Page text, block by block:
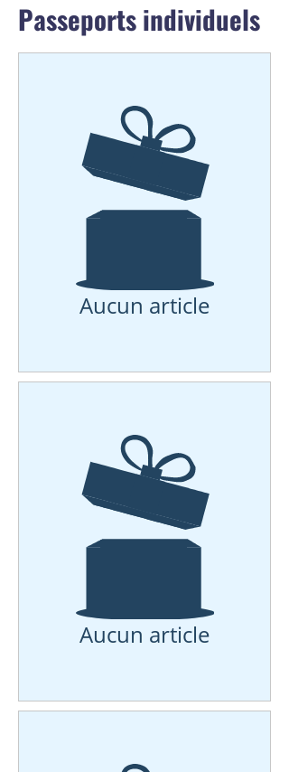
Passeports individuels
Aucun article
Aucun article